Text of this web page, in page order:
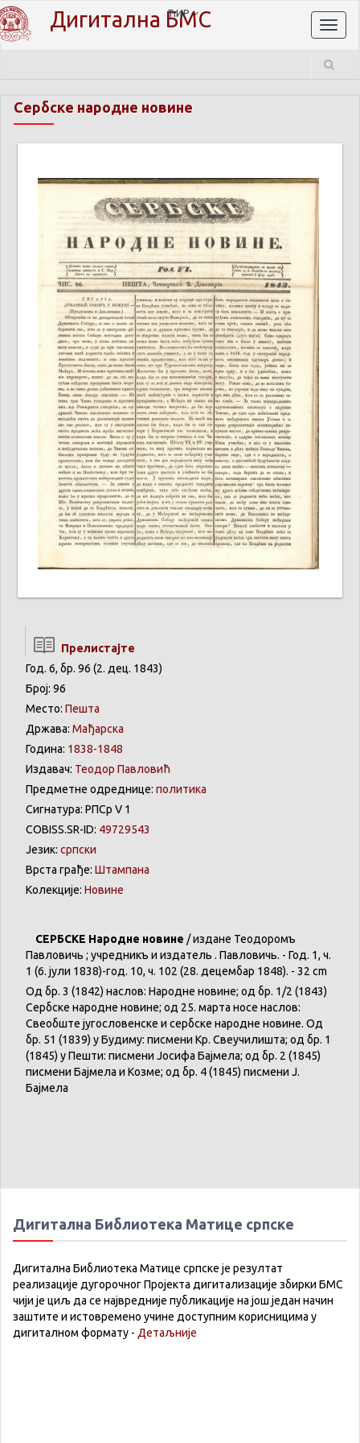
Дигитална БМС
ЋИР
Сербске народне новине
Прелистајте
Год. 6, бр. 96 (2. дец. 1843)
Број: 96
Место: Пешта
Држава: Мађарска
Година: 1838-1848
Издавач: Теодор Павловић
Предметне одреднице: политика
Сигнатура: РПСр V 1
COBISS.SR-ID: 49729543
Језик: српски
Врста грађе: Штампана
Колекције: Новине
СЕРБСКЕ Народне новине / издане Теодоромъ
Павловичь ; учредникъ и издатель Ө. Павловичь. - Год. 1, ч.
1 (6. јули 1838)-год. 10, ч. 102 (28. децембар 1848). - 32 cm
Од бр. 3 (1842) наслов: Народне новине; од бр. 1/2 (1843)
Сербске народне новине; од 25. марта носе наслов:
Свеобште југословенске и сербске народне новине. Од
бр. 51 (1839) у Будиму: писмени Кр. Свеучилишта; од бр. 1
(1845) у Пешти: писмени Јосифа Бајмела; од бр. 2 (1845)
писмени Бајмела и Козме; од бр. 4 (1845) писмени Ј.
Бајмела
Дигитална Библиотека Матице српске
Дигитална Библиотека Матице српске је резултат
реализације дугорочног Пројекта дигитализације збирки БМС
чији је циљ да се највредније публикације на још један начин
заштите и истовремено учине доступним корисницима у
дигиталном формату - Детаљније